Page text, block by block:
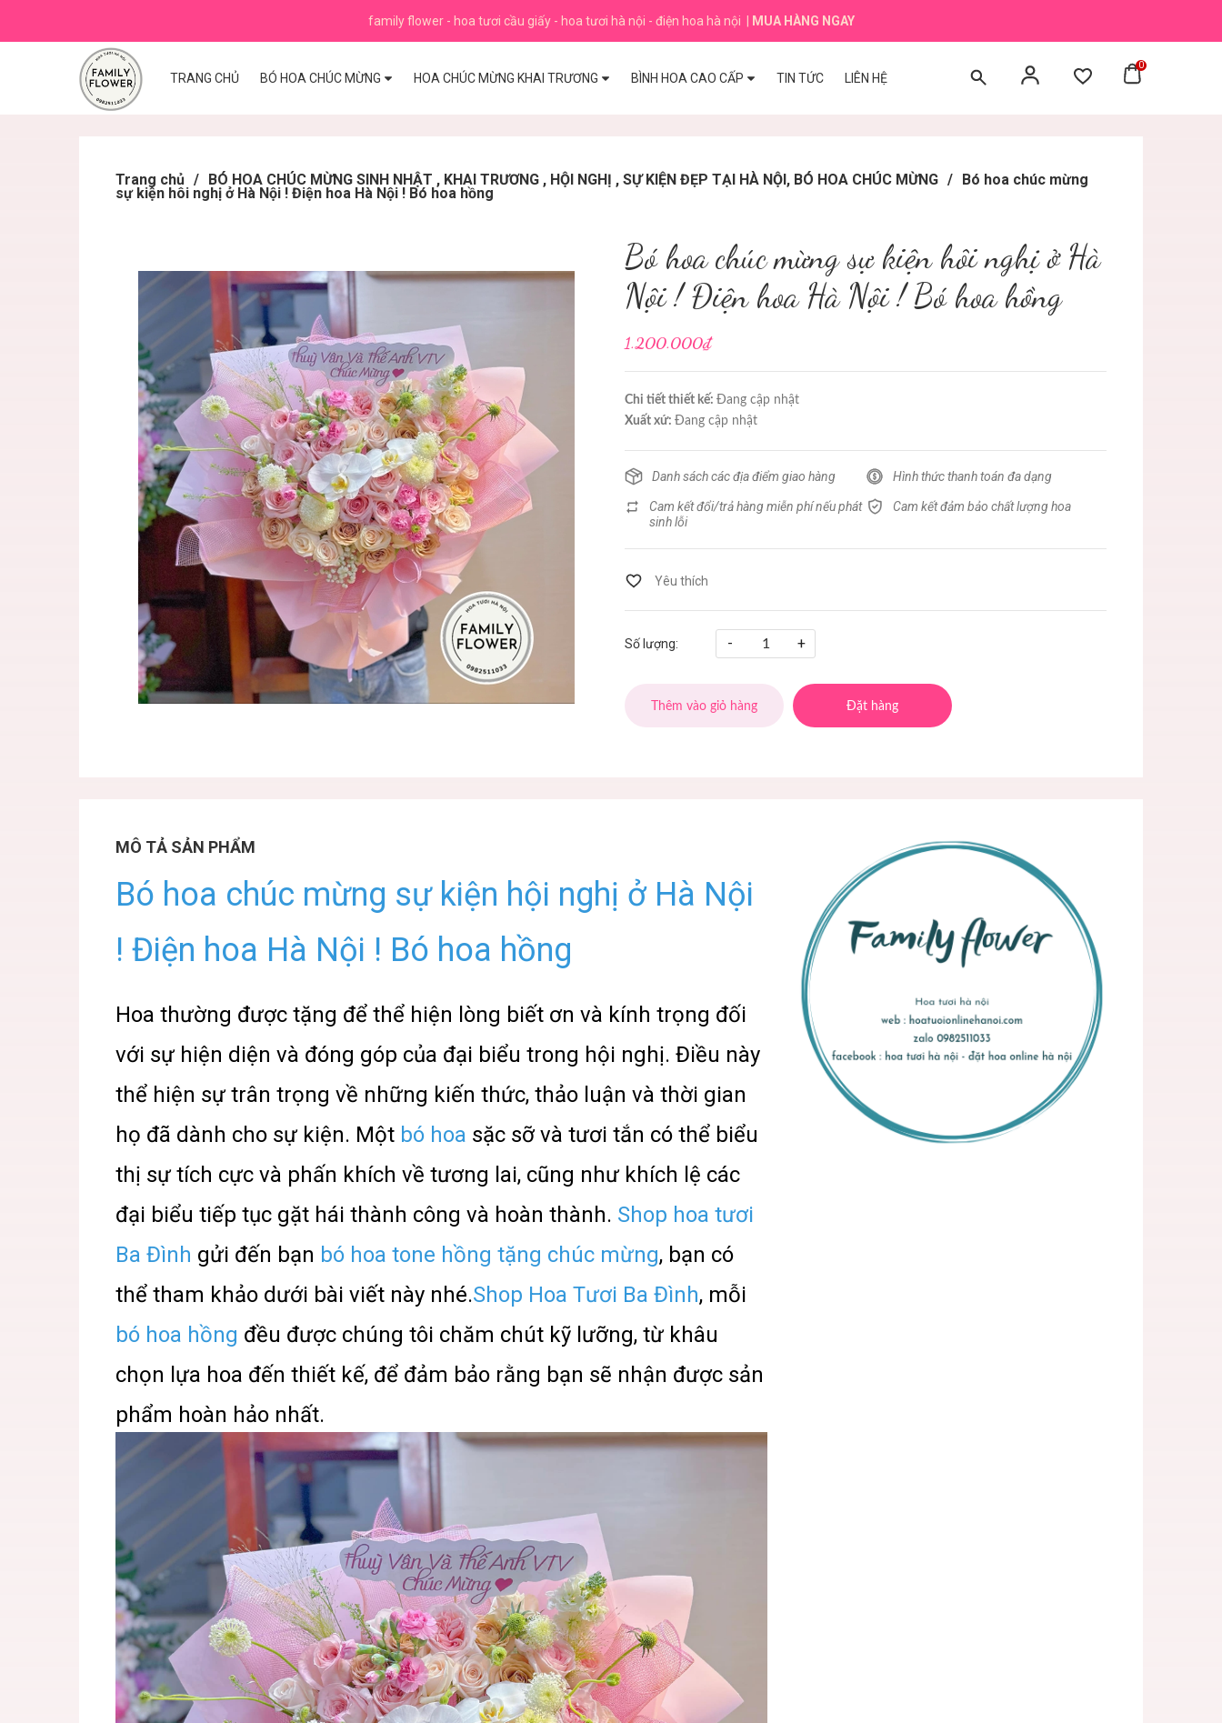
family flower - hoa tươi cầu giấy - hoa tươi hà nội - điện hoa hà nội MUA HÀNG NGAY
TRANG CHỦ BÓ HOA CHÚC MỪNG HOA CHÚC MỪNG KHAI TRƯƠNG BÌNH HOA CAO CẤP TIN TỨC LIÊN HỆ
0
Trang chủ / BÓ HOA CHÚC MỪNG SINH NHẬT , KHAI TRƯƠNG , HỘI NGHỊ , SỰ KIỆN ĐẸP TẠI HÀ NỘI, BÓ HOA CHÚC MỪNG / Bó hoa chúc mừng
sự kiện hôi nghị ở Hà Nội ! Điện hoa Hà Nội ! Bó hoa hồng
Bó hoa chúc mừng sự kiện hôi nghị ở Hà
Nội ! Điện hoa Hà Nội ! Bó hoa hồng
1.200.000₫
Chi tiết thiết kế: Đang cập nhật
Xuất xứ: Đang cập nhật
Danh sách các địa điểm giao hàng Hình thức thanh toán đa dạng
Cam kết đổi/trả hàng miễn phí nếu phát
sinh lỗi
Cam kết đảm bảo chất lượng hoa
Số lượng: - +
Thêm vào giỏ hàng Đặt hàng
MÔ TẢ SẢN PHẨM
Bó hoa chúc mừng sự kiện hội nghị ở Hà Nội
! Điện hoa Hà Nội ! Bó hoa hồng
Hoa thường được tặng để thể hiện lòng biết ơn và kính trọng đối
với sự hiện diện và đóng góp của đại biểu trong hội nghị. Điều này
thể hiện sự trân trọng về những kiến thức, thảo luận và thời gian
họ đã dành cho sự kiện. Một bó hoa sặc sỡ và tươi tắn có thể biểu
thị sự tích cực và phấn khích về tương lai, cũng như khích lệ các
đại biểu tiếp tục gặt hái thành công và hoàn thành. Shop hoa tươi
Ba Đình gửi đến bạn bó hoa tone hồng tặng chúc mừng, bạn có
thể tham khảo dưới bài viết này nhé.Shop Hoa Tươi Ba Đình, mỗi
bó hoa hồng đều được chúng tôi chăm chút kỹ lưỡng, từ khâu
chọn lựa hoa đến thiết kế, để đảm bảo rằng bạn sẽ nhận được sản
phẩm hoàn hảo nhất.